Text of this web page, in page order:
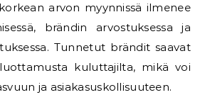
arvon myynnissä ilmenee
brändin arvostuksessa ja
Tunnetut brändit saavat
kuluttajilta, mikä voi
ja asiakasuskollisuuteen.